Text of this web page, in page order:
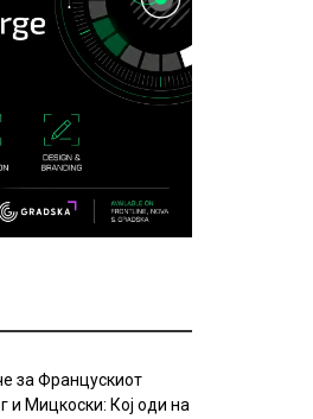
за Францускиот
и Мицкоски: Кој оди на